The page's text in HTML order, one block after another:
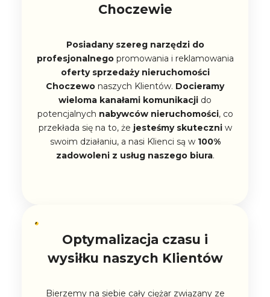
Choczewie
Posiadany szereg narzędzi do
profesjonalnegopromowania i reklamowania
oferty sprzedaży nieruchomości
Choczewo naszych Klientów. Docieramy
wieloma kanałami komunikacji do
potencjalnych nabywców nieruchomości, co
przekłada się na to, że jesteśmy skuteczniw
swoim działaniu, a nasi Klienci są w 100%
zadowoleni z usług naszego biura.
Optymalizacja czasu i
wysiłku naszych Klientów
Bierzemy na siebie cały ciężar związany ze